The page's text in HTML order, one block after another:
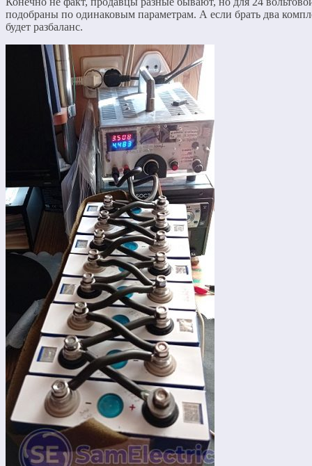
подобраны по одинаковым параметрам. А если брать два
будет разбаланс.